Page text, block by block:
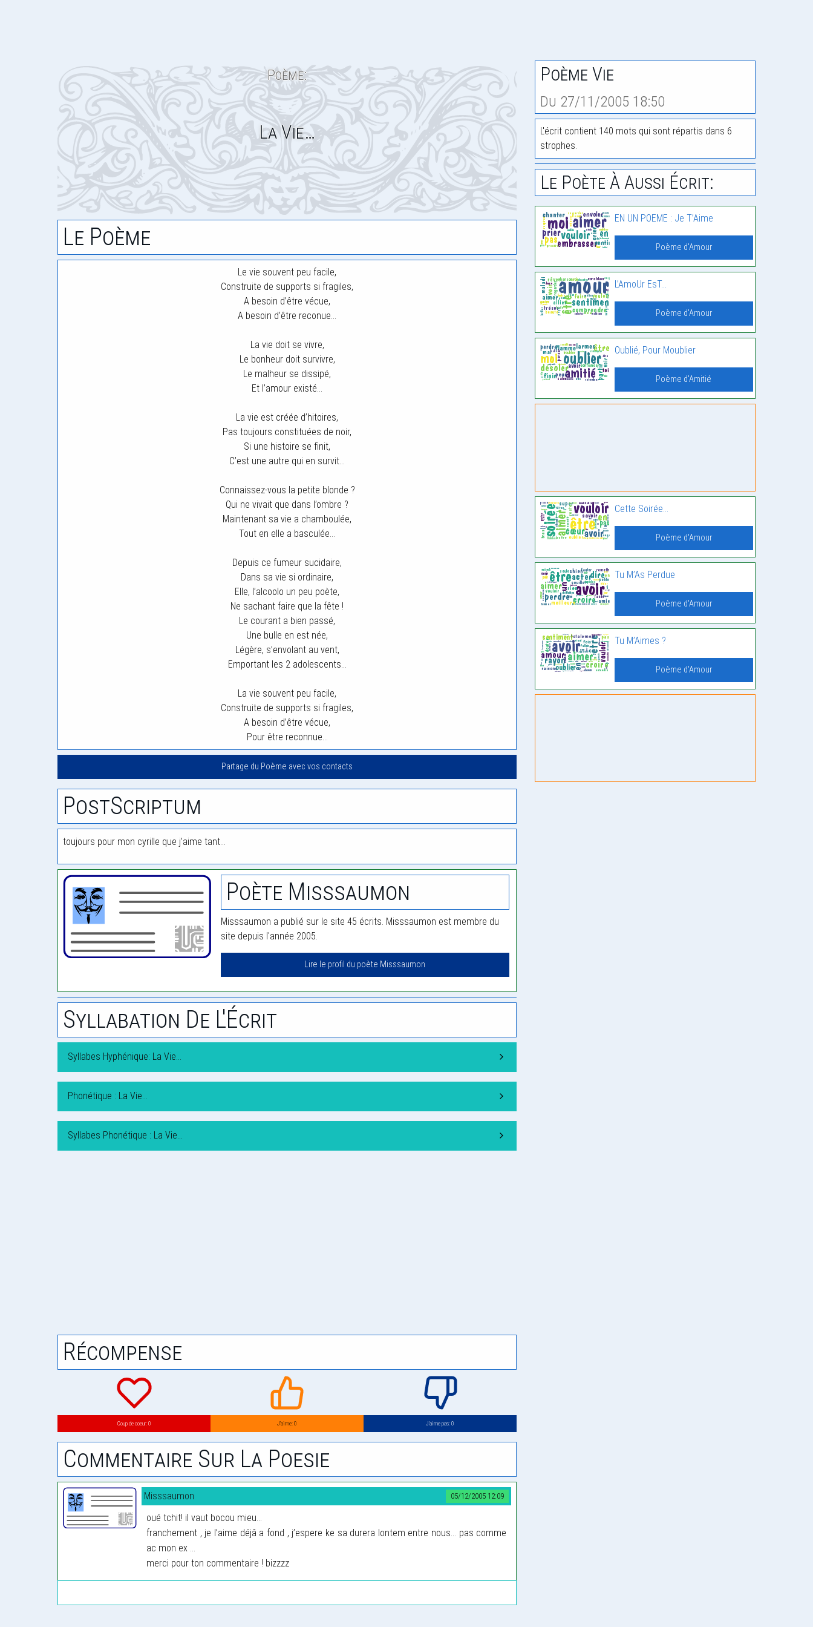
Poème:
La Vie…
Le Poème
Le vie souvent peu facile,
Construite de supports si fragiles,
A besoin d’être vécue,
A besoin d’être reconue…
La vie doit se vivre,
Le bonheur doit survivre,
Le malheur se dissipé,
Et l’amour existé…
La vie est créée d’hitoires,
Pas toujours constituées de noir,
Si une histoire se finit,
C’est une autre qui en survit…
Connaissez-vous la petite blonde ?
Qui ne vivait que dans l’ombre ?
Maintenant sa vie a chamboulée,
Tout en elle a basculée…
Depuis ce fumeur sucidaire,
Dans sa vie si ordinaire,
Elle, l’alcoolo un peu poète,
Ne sachant faire que la fête !
Le courant a bien passé,
Une bulle en est née,
Légère, s’envolant au vent,
Emportant les 2 adolescents…
La vie souvent peu facile,
Construite de supports si fragiles,
A besoin d’être vécue,
Pour être reconnue…
Partage du Poème avec vos contacts
PostScriptum
toujours pour mon cyrille que j’aime tant…
Poète Misssaumon
Misssaumon a publié sur le site 45 écrits. Misssaumon est membre du
site depuis l'année 2005.
Lire le profil du poète Misssaumon
Syllabation De L'Écrit
Syllabes Hyphénique: La Vie…
Phonétique : La Vie…
Syllabes Phonétique : La Vie…
Récompense
Coup de coeur: 0 J’aime: 0 J’aime pas: 0
Commentaire Sur La Poesie
05/12/2005 12:09
Misssaumon
oué tchit! il vaut bocou mieu...
franchement , je l’aime déjâ a fond , j’espere ke sa durera lontem entre nous... pas comme
ac mon ex ...
merci pour ton commentaire ! bizzzz
Poème Vie
Du 27/11/2005 18:50
L'écrit contient 140 mots qui sont répartis dans 6
strophes.
Le Poète À Aussi Écrit:
EN UN POEME : Je T’Aime
Poème d'Amour
L’AmoUr EsT…
Poème d'Amour
Oublié, Pour Moublier
Poème d'Amitié
Cette Soirée…
Poème d'Amour
Tu M’As Perdue
Poème d'Amour
Tu M’Aimes ?
Poème d'Amour